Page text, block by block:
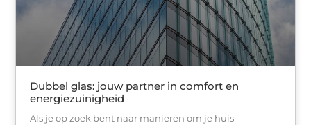
Dubbel glas: jouw partner in comfort en
energiezuinigheid
Als je op zoek bent naar manieren om je huis